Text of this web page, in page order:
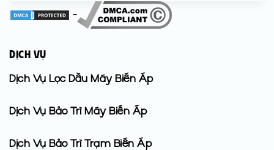
-
DỊCH VỤ
Dịch Vụ Lọc Dầu Máy Biến Áp
Dịch Vụ Bảo Trì Máy Biến Áp
Dịch Vụ Bảo Trì Trạm Biến Áp